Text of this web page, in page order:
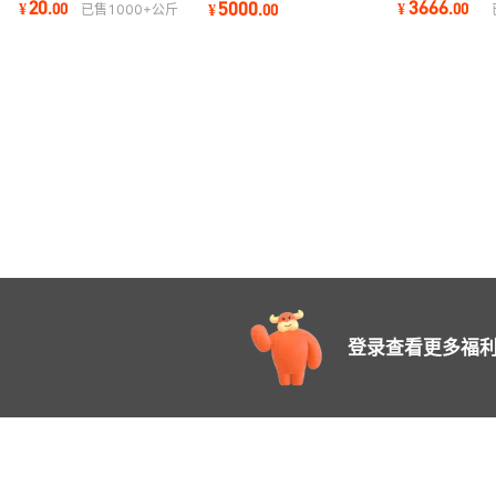
刚玉
¥20.00 已售 1000+公斤 ¥5000.00 ¥3666.00
登录查看更多福